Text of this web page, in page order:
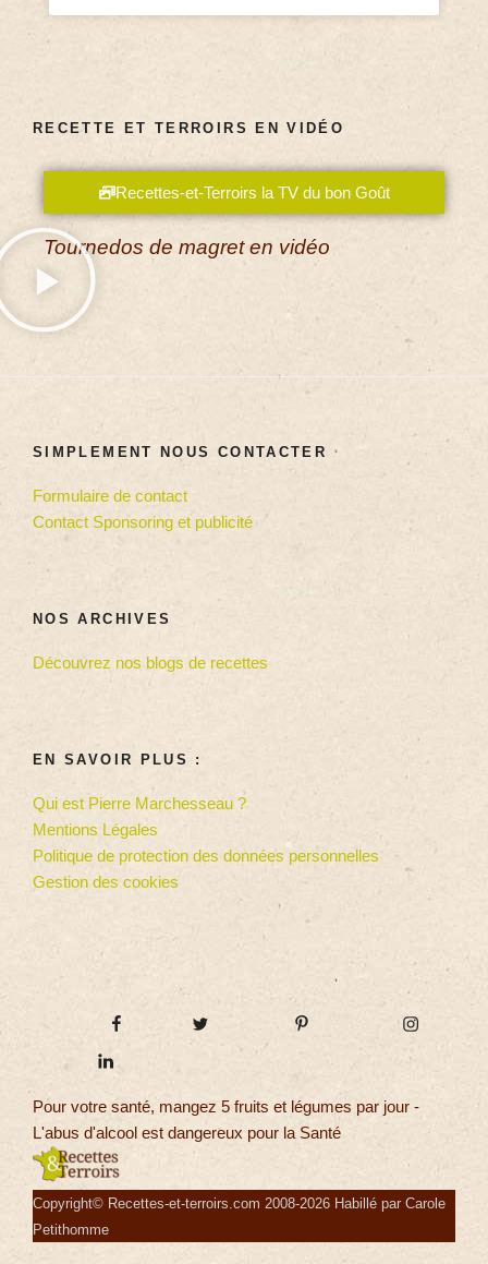
RECETTE ET TERROIRS EN VIDÉO
Recettes-et-Terroirs la TV du bon Goût
Tournedos de magret en vidéo
SIMPLEMENT NOUS CONTACTER
Formulaire de contact
Contact Sponsoring et publicité
NOS ARCHIVES
Découvrez nos blogs de recettes
EN SAVOIR PLUS :
Qui est Pierre Marchesseau ?
Mentions Légales
Politique de protection des données personnelles
Gestion des cookies
Pour votre santé, mangez 5 fruits et légumes par jour -
L'abus d'alcool est dangereux pour la Santé
Copyright© Recettes-et-terroirs.com 2008-2026 Habillé par Carole
Petithomme